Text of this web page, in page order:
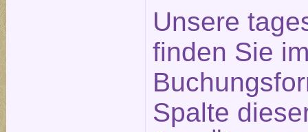
Unsere
finden Sie
Spalte